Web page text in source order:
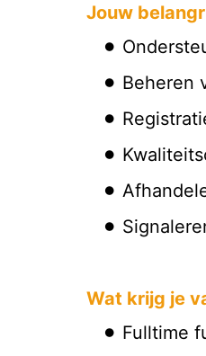
Jouw
Beheren
Wat krijg je
Fulltime